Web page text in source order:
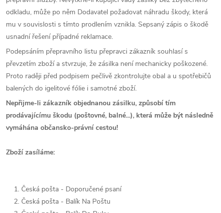
odkladu, může po něm Dodavatel požadovat náhradu škody, která
mu v souvislosti s tímto prodlením vznikla. Sepsaný zápis o škodě
usnadní řešení případné reklamace.
Podepsáním přepravního listu přepravci zákazník souhlasí s
převzetím zboží a stvrzuje, že zásilka není mechanicky poškozené.
Proto raději před podpisem pečlivě zkontrolujte obal a u spotřebičů
balených do igelitové fólie i samotné zboží.
Nepřijme-li zákazník objednanou zásilku, způsobí tím
prodávajícímu škodu (poštovné, balné...), která může být následně
vymáhána občansko-právní cestou!
Zboží zasíláme:
1. Česká pošta - Doporučené psaní
2. Česká pošta - Balík Na Poštu